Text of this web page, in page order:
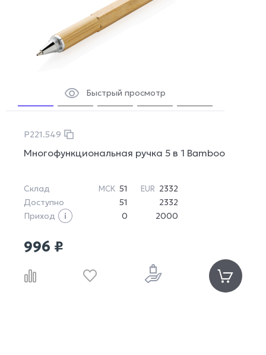
Быстрый просмотр
P221.549
Многофункциональная ручка 5 в 1 Bamboo
Склад МСК 51 EUR 2332
Доступно
51
2332
Приход
0 2000
996 ₽